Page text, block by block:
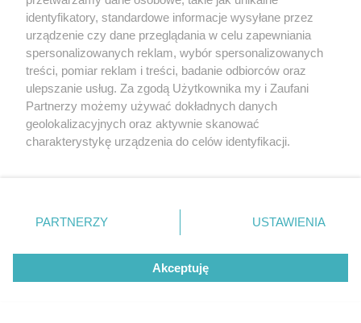
WYDARZENIA
ESKA MUSIC TOUR 2026 rozgrzeje
tegoroczne ŻAGLE w Szczecinie do
czerwoności!
identyfikatory, standardowe informacje wysyłane przez
urządzenie czy dane przeglądania w celu zapewniania
spersonalizowanych reklam, wybór spersonalizowanych
treści, pomiar reklam i treści, badanie odbiorców oraz
ulepszanie usług. Za zgodą Użytkownika my i Zaufani
Partnerzy możemy używać dokładnych danych
geolokalizacyjnych oraz aktywnie skanować
charakterystykę urządzenia do celów identyfikacji.
zmienić/wycofać klikając przycisk ustawień prywatności
znajdujący się w lewym dolnym rogu strony
rodzaje przetwarzania danych nie wymagają zgody
użytkownika, ale masz prawo sprzeciwić się takiemu
przetwarzaniu. Preferencje będą miały zastosowanie tylko
PARTNERZY USTAWIENIA
Akceptuję